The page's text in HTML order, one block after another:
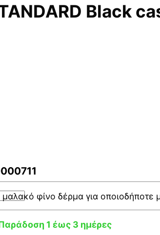
Black
φίνο δέρμα για
1 έως 3 ημέρες